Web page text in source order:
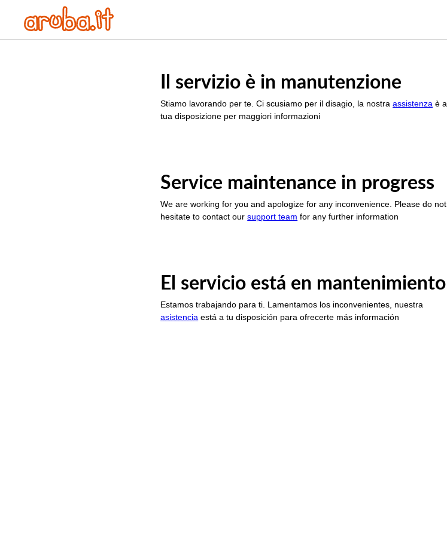
Il servizio è in manutenzione
Stiamo lavorando per te. Ci scusiamo per il disagio, la nostraassistenza è a
tua disposizione per maggiori informazioni
Service maintenance in progress
We are working for you and apologize for any inconvenience. Please do not
hesitate to contact oursupport team for any further information
El servicio está en mantenimiento
Estamos trabajando para ti. Lamentamos los inconvenientes, nuestra
asistencia está a tu disposición para ofrecerte más información